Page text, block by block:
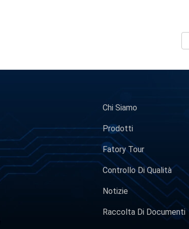
Chi Siamo
Prodotti
Fatory Tour
Controllo Di Qualità
Notizie
Raccolta Di Documenti